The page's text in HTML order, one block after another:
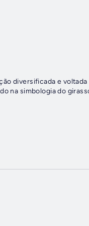
diversificada e
na simbologia do